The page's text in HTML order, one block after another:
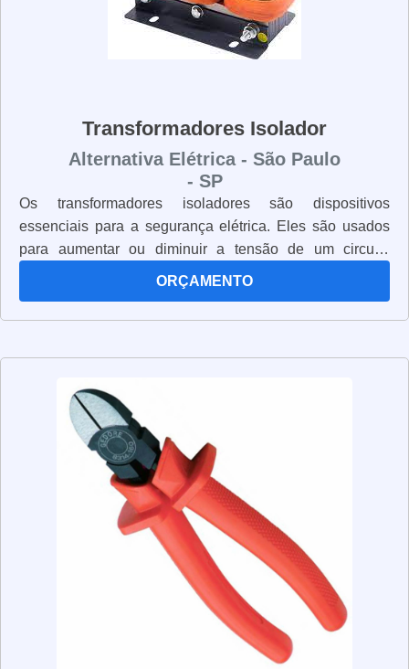
Transformadores Isolador
Alternativa Elétrica - São Paulo
- SP
Os transformadores isoladores são dispositivos
essenciais para a segurança elétrica. Eles são usados
para aumentar ou diminuir a tensão de um circuito
elétrico, permitindo que a energia seja transferida de
forma segura. Além disso, eles também ajudam a isolar
os circuitos elétricos, evitando que a corrente elétrica se
resistentes à alta temperatura e à corrosão, garantindo
que eles possam suportar as altas tensões e correntes
elétricas. Eles também são projetados para serem
resistentes a choques elétricos, o que significa que eles
podem ser usados em ambientes perigosos. Os
transformadores isoladores são usados em uma
variedade de aplicações, desde sistemas de energia
elétrica até equipamentos industriais. Eles são
projetados para serem seguros e confiáveis, permitindo
que os usuários trabalhem com segurança. Além disso,
eles também são eficientes, o que significa que eles
podem ajudar a economizar energia. Em suma, os
transformadores isoladores são dispositivos essenciais
ORÇAMENTO